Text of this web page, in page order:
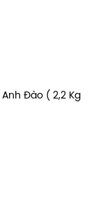
Đào ( 2,2 Kg